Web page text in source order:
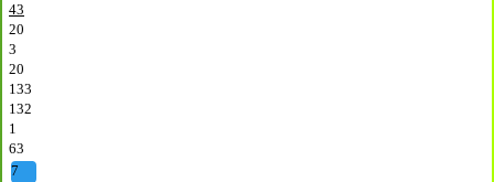
43
20
3
20
133
132
1
63
7